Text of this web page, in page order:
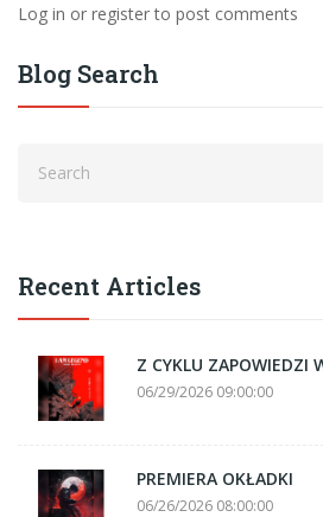
Log in or register to post comments
Blog Search
Recent Articles
Z CYKLU ZAPOWIEDZI
06/29/2026 09:00:00
PREMIERA OKŁADKI
06/26/2026 08:00:00